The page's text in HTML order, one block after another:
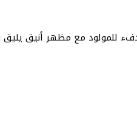
للمولود مع مظهر أنيق يليق